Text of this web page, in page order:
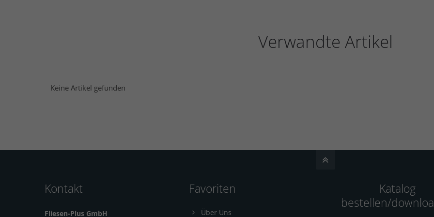
Verwandte Artikel
Keine Artikel gefunden
Kontakt
Fliesen-Plus GmbH
Favoriten
Über Uns
Katalog
bestellen/